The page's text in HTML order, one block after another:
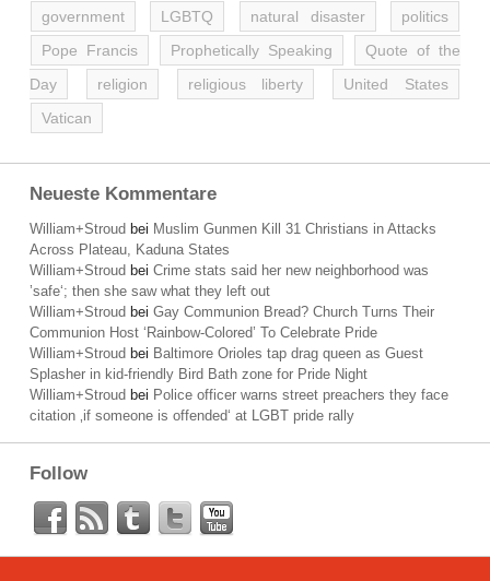
government
LGBTQ natural disaster
politics
Pope Francis
Prophetically Speaking
Quote of the
Day
religion religious liberty
United States
Vatican
Neueste Kommentare
William+Stroud bei Muslim Gunmen Kill 31 Christians in Attacks
Across Plateau, Kaduna States
William+Stroud bei Crime stats said her new neighborhood was
’safe‘; then she saw what they left out
William+Stroud bei Gay Communion Bread? Church Turns Their
Communion Host ‘Rainbow-Colored’ To Celebrate Pride
William+Stroud bei Baltimore Orioles tap drag queen as Guest
Splasher in kid-friendly Bird Bath zone for Pride Night
William+Stroud bei Police officer warns street preachers they face
citation ‚if someone is offended‘ at LGBT pride rally
Follow